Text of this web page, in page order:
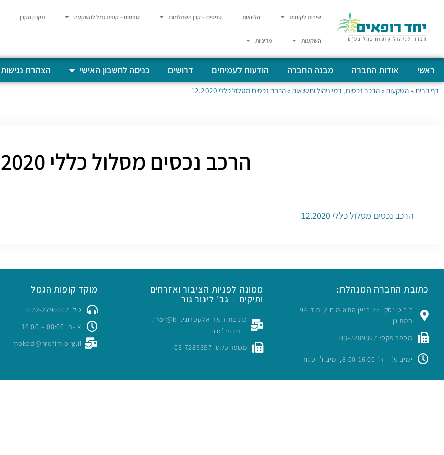
שירות לקוחות הלוואות טפסים – קרן השתלמות טפסים – קופת גמל להשקעה תקנון הקרן
השקעות מדיניות
ראשי אודות החברה מבנה החברה הודעות לעמיתים דרושים כניסה לחשבון האישי הצהרת נגישות
דף הבית »השקעות »הרכב נכסים, דמי ניהול ותשואות »הרכב נכסים מסלול כללי 12.2020
הרכב נכסים מסלול כללי 12.2020
הרכב נכסים מסלול כללי 12.2020
כתובת החברה המנהלת:
ז’בוטינסקי 35 בניין התאומים 2, ת.ד 94
רמת גן
מספר פקס: 03-7289397
ימים א’ – ה’ 8:00-16:00, ימים ו’- סגור
ממונה לפניות הציבור ואזרחים
ותיקים – גב' לינור גור
כתובת דואר אלקטרוני: linor@k-
rofim.co.il
מספר פקס: 03-7289397
מוקד קופות הגמל
טל: 072-2790007
א'-ה' 08:00 – 16:00
moked@hrofim.org.il